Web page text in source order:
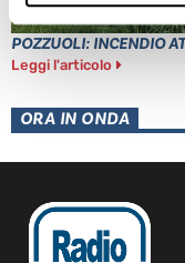
POZZUOLI: INCENDIO
Leggi l'articolo
ORA IN ONDA